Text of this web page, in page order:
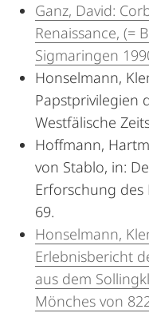
Ganz, David:
Renaissance, (=
Sigmaringen
Honselmann,
Papstprivilegien
Westfälische
Hoffmann,
von Stablo, in:
Erforschung des
69.
Honselmann,
Erlebnisbericht
aus dem
Mönches von